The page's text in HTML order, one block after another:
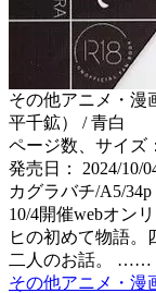
その他アニメ・漫
平千鉱） / 青白
ページ数、サイズ：
発売日： 2024/10/
カグラバチ/A5/34p
10/4開催webオン
ヒの初めて物語。
二人のお話。 ……
その他アニメ・漫